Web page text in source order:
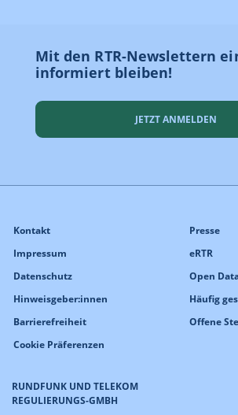
Mit den RTR-Newslettern
informiert bleiben!
JETZT ANMELDEN
RUNDFUNK UND TELEKOM
REGULIERUNGS-GMBH
Kontakt
Impressum
Datenschutz
Hinweisgeber:innen
Barrierefreiheit
Cookie Präferenzen
Presse
eRTR
Open
Häufig
Offene